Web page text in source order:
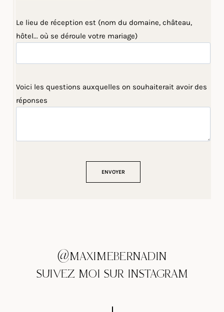
Le lieu de réception est (nom du domaine, château,
hôtel... où se déroule votre mariage)
Voici les questions auxquelles on souhaiterait avoir des
réponses
@MAXIMEBERNADIN
SUIVEZ MOI SUR INSTAGRAM